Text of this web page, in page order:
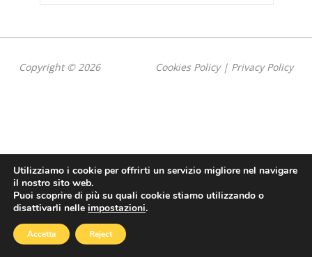
Copyright © 2026 Cookies Policy| Privacy Policy
Utilizziamo i cookie per offrirti un servizio migliore nel navigare
il nostro sito web.
Puoi scoprire di più su quali cookie stiamo utilizzando o
disattivarli nelle impostazioni.
Accetta Reject